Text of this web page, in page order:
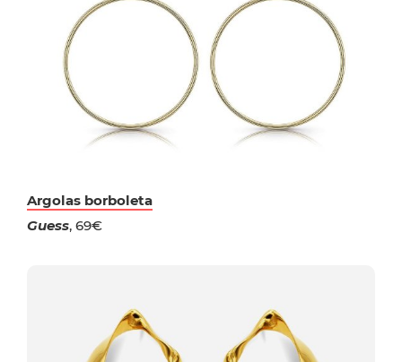
Argolas borboleta
Guess, 69€